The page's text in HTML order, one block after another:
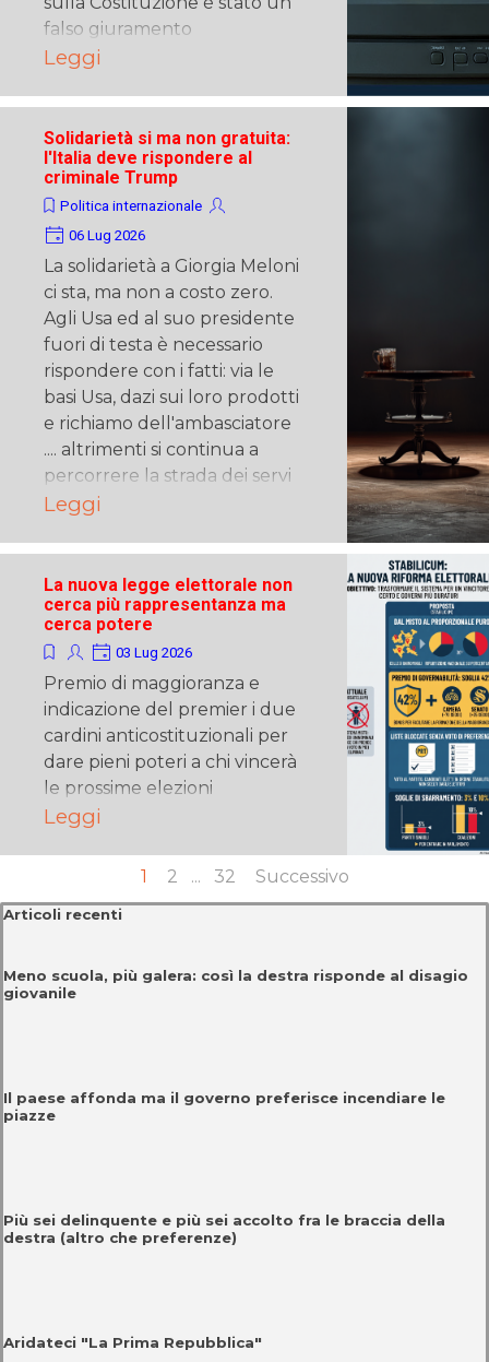
falso giuramento
Leggi
Solidarietà si ma non gratuita:
l'Italia deve rispondere al
criminale Trump
Politica internazionale
06 Lug 2026
La solidarietà a Giorgia Meloni
ci sta, ma non a costo zero.
Agli Usa ed al suo presidente
fuori di testa è necessario
rispondere con i fatti: via le
basi Usa, dazi sui loro prodotti
e richiamo dell'ambasciatore
.... altrimenti si continua a
percorrere la strada dei servi
Leggi
La nuova legge elettorale non
cerca più rappresentanza ma
cerca potere
03 Lug 2026
Premio di maggioranza e
indicazione del premier i due
cardini anticostituzionali per
dare pieni poteri a chi vincerà
le prossime elezioni
Leggi
Pagina corrente:
1 Vai a pagina:
2 ... Vai a pagina:
32
Successivo
Salta blocco Articoli recenti
Articoli recenti
Meno scuola, più galera: così la destra risponde al disagio
giovanile
Il paese affonda ma il governo preferisce incendiare le
piazze
Più sei delinquente e più sei accolto fra le braccia della
destra (altro che preferenze)
Aridateci "La Prima Repubblica"